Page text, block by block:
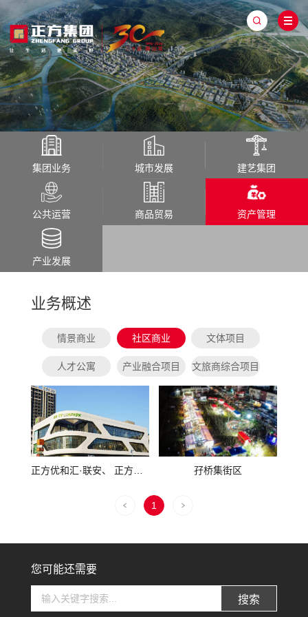
集团业务 城市发展 建艺集团
公共运营 商品贸易 资产管理
产业发展
业务概述
情景商业 社区商业 文体项目
人才公寓 产业融合项目 文旅商综合项目
正方优和汇·联安、 正方优和汇·红荔、 正方优和汇·南屏 孖桥集街区
1
您可能还需要
搜索